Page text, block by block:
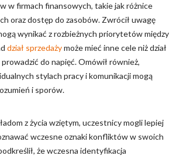
w firmach finansowych, takie jak różnice
oraz dostęp do zasobów. Zwrócił uwagę
wynikać z rozbieżnych priorytetów między
dział sprzedażymoże mieć inne cele niż dział
do napięć. Omówił również,
stylach pracy i komunikacji mogą
i sporów.
z życia wziętym, uczestnicy mogli lepiej
wczesne oznaki konfliktów w swoich
że wczesna identyfikacja